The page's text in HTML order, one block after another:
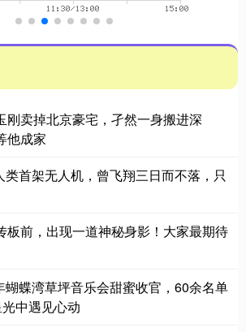
刚卖掉北京豪宅，孑然一身搬进深
他成家
类首架无人机，曾飞翔三日而不落，只
板前，出现一道神秘身影！大家最期待
蝴蝶湾草坪音乐会甜蜜收官，60余名单
中遇见心动